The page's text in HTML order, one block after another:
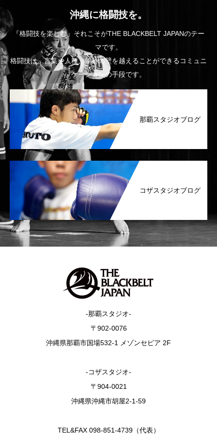
沖縄に格闘技を。
『格闘技を楽しむ』それこそがTHE BLACKBELT JAPANのテー
マです。
格闘技は、言葉や人種、年齢の壁を越えることができるコミュニ
ケーションの手段です。
那覇スタジオブログ
コザスタジオブログ
-那覇スタジオ-
〒902-0076
沖縄県那覇市国場532-1 メゾンセピア 2F
-コザスタジオ-
〒904-0021
沖縄県沖縄市胡屋2-1-59
TEL&FAX 098-851-4739（代表）